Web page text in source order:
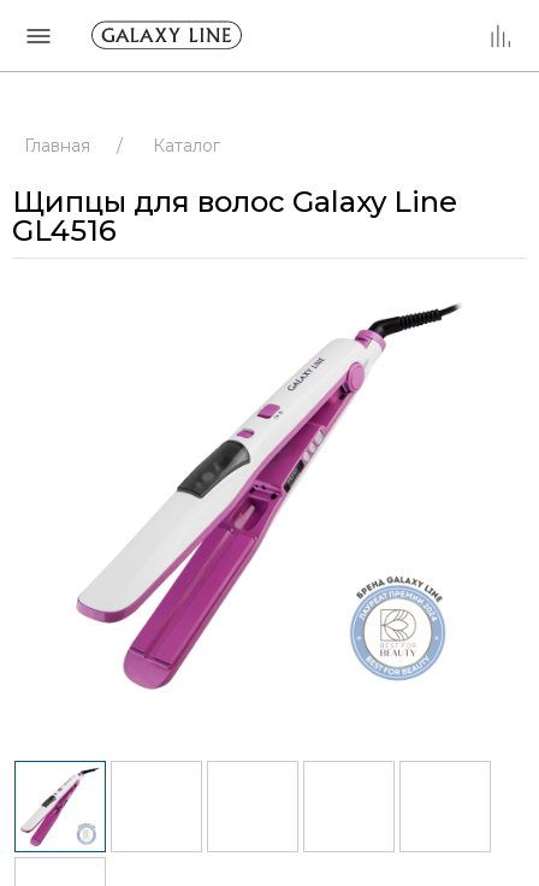
Главная / Каталог
Щипцы для волос Galaxy Line
GL4516